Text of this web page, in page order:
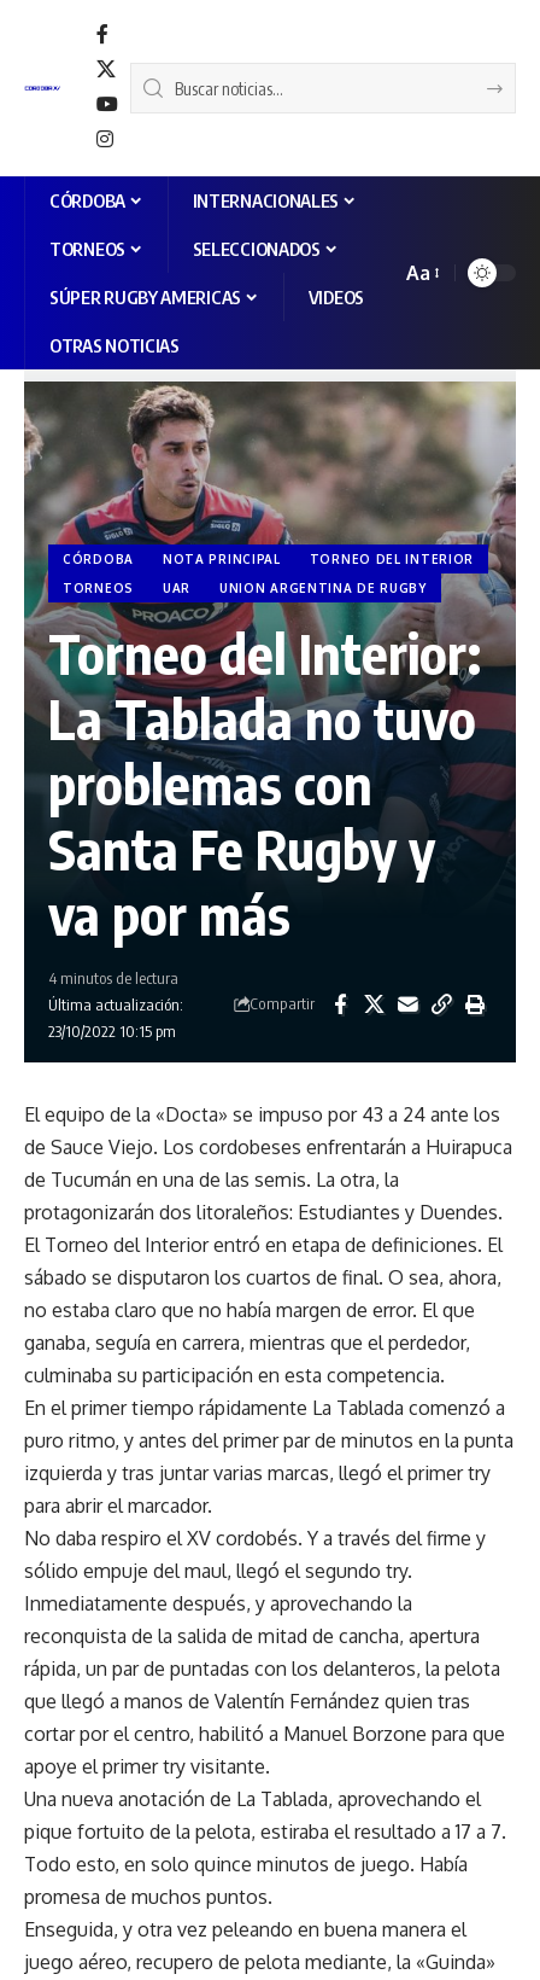
CÓRDOBA INTERNACIONALES
TORNEOS SELECCIONADOS
SÚPER RUGBY AMERICAS VIDEOS
OTRAS NOTICIAS
Aa
CÓRDOBA NOTA PRINCIPAL
TORNEO DEL INTERIOR
TORNEOS
UAR UNION ARGENTINA DE RUGBY
Torneo del Interior:
La Tablada no tuvo
problemas con
Santa Fe Rugby y
va por más
Última actualización:
23/10/2022 10:15 pm
4 minutos de lectura
Compartir
El equipo de la «Docta» se impuso por 43 a 24 ante los
de Sauce Viejo. Los cordobeses enfrentarán a Huirapuca
de Tucumán en una de las semis. La otra, la
protagonizarán dos litoraleños: Estudiantes y Duendes.
El Torneo del Interior entró en etapa de definiciones. El
sábado se disputaron los cuartos de final. O sea, ahora,
no estaba claro que no había margen de error. El que
ganaba, seguía en carrera, mientras que el perdedor,
culminaba su participación en esta competencia.
En el primer tiempo rápidamente La Tablada comenzó a
puro ritmo, y antes del primer par de minutos en la punta
izquierda y tras juntar varias marcas, llegó el primer try
para abrir el marcador.
No daba respiro el XV cordobés. Y a través del firme y
sólido empuje del maul, llegó el segundo try.
Inmediatamente después, y aprovechando la
reconquista de la salida de mitad de cancha, apertura
rápida, un par de puntadas con los delanteros, la pelota
que llegó a manos de Valentín Fernández quien tras
cortar por el centro, habilitó a Manuel Borzone para que
apoye el primer try visitante.
Una nueva anotación de La Tablada, aprovechando el
pique fortuito de la pelota, estiraba el resultado a 17 a 7.
Todo esto, en solo quince minutos de juego. Había
promesa de muchos puntos.
Enseguida, y otra vez peleando en buena manera el
juego aéreo, recupero de pelota mediante, la «Guinda»